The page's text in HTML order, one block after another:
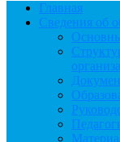
Главная
Сведения об